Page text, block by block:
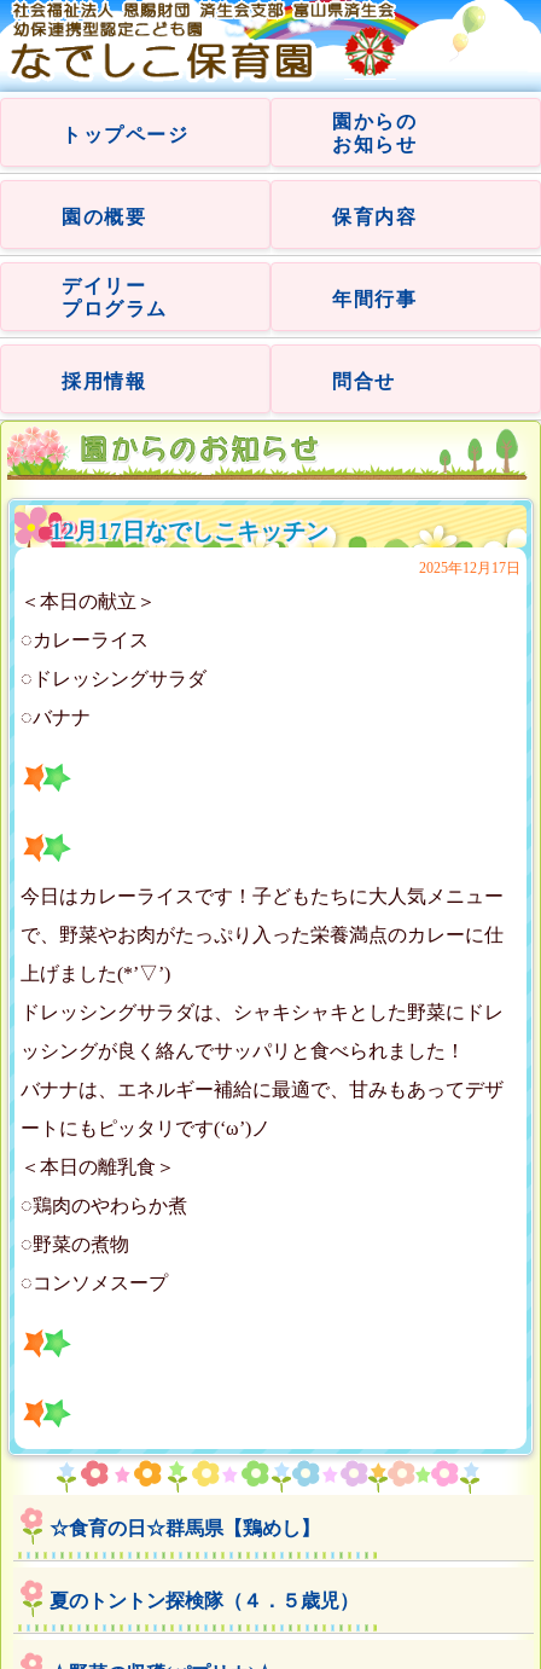
トップページ
園からの
お知らせ
園の概要 保育内容
デイリー
プログラム
年間行事
採用情報 問合せ
12月17日なでしこキッチン
2025年12月17日
＜本日の献立＞
◌カレーライス
◌ドレッシングサラダ
◌バナナ
今日はカレーライスです！子どもたちに大人気メニュー
で、野菜やお肉がたっぷり入った栄養満点のカレーに仕
上げました(*’▽’)
ドレッシングサラダは、シャキシャキとした野菜にドレ
ッシングが良く絡んでサッパリと食べられました！
バナナは、エネルギー補給に最適で、甘みもあってデザ
ートにもピッタリです(‘ω’)ノ
＜本日の離乳食＞
◌鶏肉のやわらか煮
◌野菜の煮物
◌コンソメスープ
☆食育の日☆群馬県【鶏めし】
夏のトントン探検隊（４．５歳児）